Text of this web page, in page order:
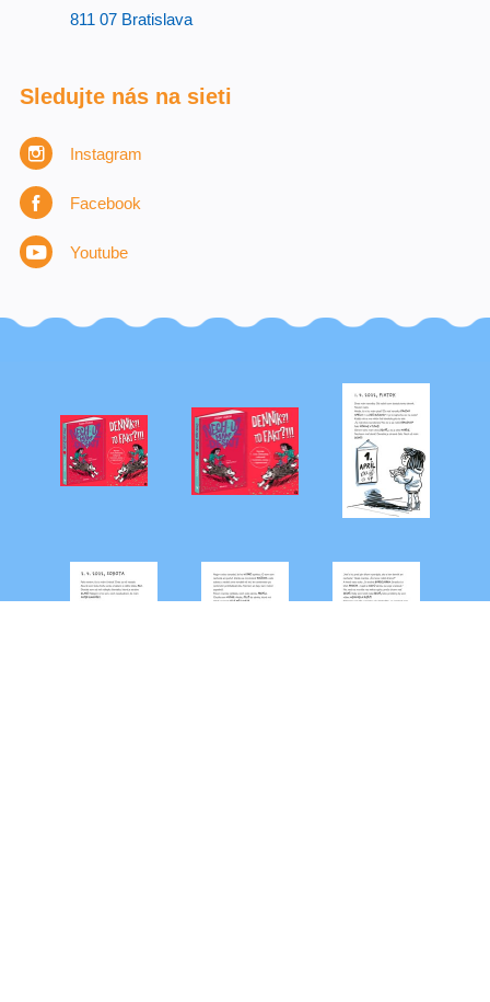
811 07 Bratislava
Sledujte nás na sieti
Instagram
Facebook
Youtube